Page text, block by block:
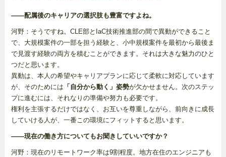
――配属後のキャリアの選択肢も豊富ですよね。
河野：そうですね。CLE部とIaC技術推進部の間で異動ができること
で、大規模案件の一部を担う経験と、小中規模案件を最初から最後ま
で見渡す経験の両方を積むことができます。それは大きな魅力のひと
つだと思います。
異動は、本人の希望やキャリアプランに応じて柔軟に対応しています
が、そのためには 「自分から動く」姿勢が欠かせません。次のステッ
プに進むには、それなりの準備や努力も必要です。
権利を主張するだけではなく、お互いを尊重しながら、前向きに成長
していける人が、一番この環境にフィットすると思います。
――現在の働き方についてもお聞きしていいですか？
河野：現在のリモートワーク率は9割程度。地方在住のエンジニアも